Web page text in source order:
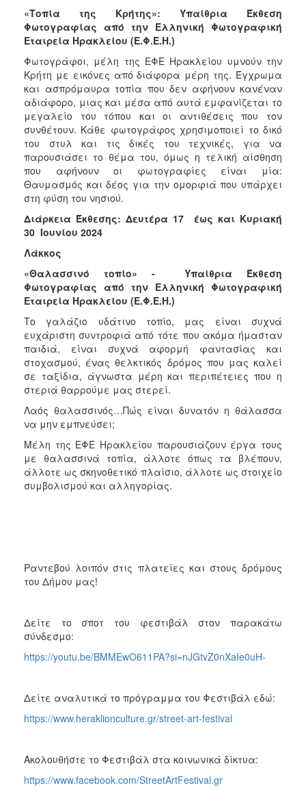
«Τοπία της Κρήτης»: Υπαίθρια Έκθεση
Φωτογραφίας από την Ελληνική Φωτογραφική
Εταιρεία Ηρακλείου (Ε.Φ.Ε.Η.)
Φωτογράφοι, μέλη της ΕΦΕ Ηρακλείου υμνούν την
Κρήτη με εικόνες από διάφορα μέρη της. Έγχρωμα
και ασπρόμαυρα τοπία που δεν αφήνουν κανέναν
αδιάφορο, μιας και μέσα από αυτά εμφανίζεται το
μεγαλείο του τόπου και οι αντιθέσεις που τον
συνθέτουν. Κάθε φωτογράφος χρησιμοποιεί το δικό
του στυλ και τις δικές του τεχνικές, για να
παρουσιάσει το θέμα του, όμως η τελική αίσθηση
που αφήνουν οι φωτογραφίες είναι μία:
Θαυμασμός και δέος για την ομορφιά που υπάρχει
στη φύση του νησιού.
Διάρκεια Έκθεσης: Δευτέρα 17 έως και Κυριακή
30 Ιουνίου 2024
Λάκκος
«Θαλασσινό τοπίο» - Υπαίθρια Έκθεση
Φωτογραφίας από την Ελληνική Φωτογραφική
Εταιρεία Ηρακλείου (Ε.Φ.Ε.Η.)
Το γαλάζιο υδάτινο τοπίο, μας είναι συχνά
ευχάριστη συντροφιά από τότε που ακόμα ήμασταν
παιδιά, είναι συχνά αφορμή φαντασίας και
στοχασμού, ένας θελκτικός δρόμος που μας καλεί
σε ταξίδια, άγνωστα μέρη και περιπέτειες που η
στεριά θαρρούμε μας στερεί.
Λαός θαλασσινός…Πώς είναι δυνατόν η θάλασσα
να μην εμπνεύσει;
Μέλη της ΕΦΕ Ηρακλείου παρουσιάζουν έργα τους
με θαλασσινά τοπία, άλλοτε όπως τα βλέπουν,
άλλοτε ως σκηνοθετικό πλαίσιο, άλλοτε ως στοιχείο
συμβολισμού και αλληγορίας.
Ραντεβού λοιπόν στις πλατείες και στους δρόμους
του Δήμου μας!
Δείτε το σποτ του φεστιβάλ στον παρακάτω
σύνδεσμο:
https://youtu.be/BMMEwO611PA?si=nJGtvZ0nXaIe0uH-
Δείτε αναλυτικά το πρόγραμμα του Φεστιβάλ εδώ:
https://www.heraklionculture.gr/street-art-festival
Ακολουθήστε το Φεστιβάλ στα κοινωνικά δίκτυα:
https://www.facebook.com/StreetArtFestival.gr